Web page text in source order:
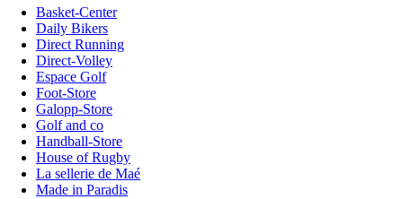
Basket-Center
Daily Bikers
Direct Running
Direct-Volley
Espace Golf
Foot-Store
Galopp-Store
Golf and co
Handball-Store
House of Rugby
La sellerie de Maé
Made in Paradis